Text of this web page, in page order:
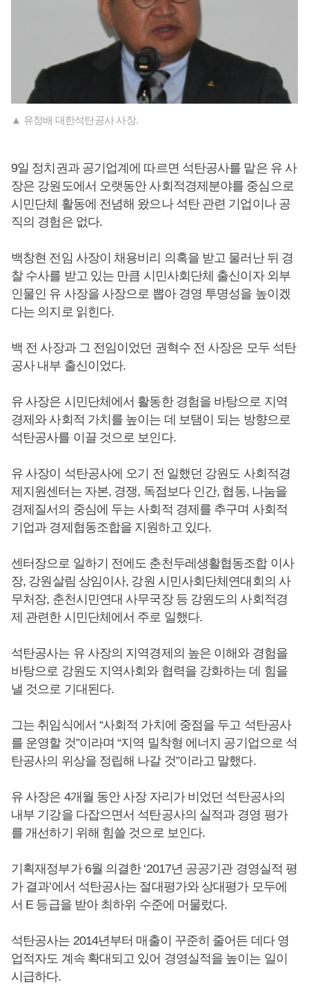
▲ 유정배 대한석탄공사 사장.
9일 정치권과 공기업계에 따르면 석탄공사를 맡은 유 사
장은 강원도에서 오랫동안 사회적경제분야를 중심으로
시민단체 활동에 전념해 왔으나 석탄 관련 기업이나 공
직의 경험은 없다.
백창현 전임 사장이 채용비리 의혹을 받고 물러난 뒤 경
찰 수사를 받고 있는 만큼 시민사회단체 출신이자 외부
인물인 유 사장을 사장으로 뽑아 경영 투명성을 높이겠
다는 의지로 읽힌다.
백 전 사장과 그 전임이었던 권혁수 전 사장은 모두 석탄
공사 내부 출신이었다.
유 사장은 시민단체에서 활동한 경험을 바탕으로 지역
경제와 사회적 가치를 높이는 데 보탬이 되는 방향으로
석탄공사를 이끌 것으로 보인다.
유 사장이 석탄공사에 오기 전 일했던 강원도 사회적경
제지원센터는 자본, 경쟁, 독점보다 인간, 협동, 나눔을
경제질서의 중심에 두는 사회적 경제를 추구며 사회적
기업과 경제협동조합을 지원하고 있다.
센터장으로 일하기 전에도 춘천두레생활협동조합 이사
장, 강원살림 상임이사, 강원 시민사회단체연대회의 사
무처장, 춘천시민연대 사무국장 등 강원도의 사회적경
제 관련한 시민단체에서 주로 일했다.
석탄공사는 유 사장의 지역경제의 높은 이해와 경험을
바탕으로 강원도 지역사회와 협력을 강화하는 데 힘을
낼 것으로 기대된다.
그는 취임식에서 “사회적 가치에 중점을 두고 석탄공사
를 운영할 것”이라며 “지역 밀착형 에너지 공기업으로 석
탄공사의 위상을 정립해 나갈 것”이라고 말했다.
유 사장은 4개월 동안 사장 자리가 비었던 석탄공사의
내부 기강을 다잡으면서 석탄공사의 실적과 경영 평가
를 개선하기 위해 힘쓸 것으로 보인다.
기획재정부가 6월 의결한 ‘2017년 공공기관 경영실적 평
가 결과’에서 석탄공사는 절대평가와 상대평가 모두에
서 E 등급을 받아 최하위 수준에 머물렀다.
석탄공사는 2014년부터 매출이 꾸준히 줄어든 데다 영
업적자도 계속 확대되고 있어 경영실적을 높이는 일이
시급하다.